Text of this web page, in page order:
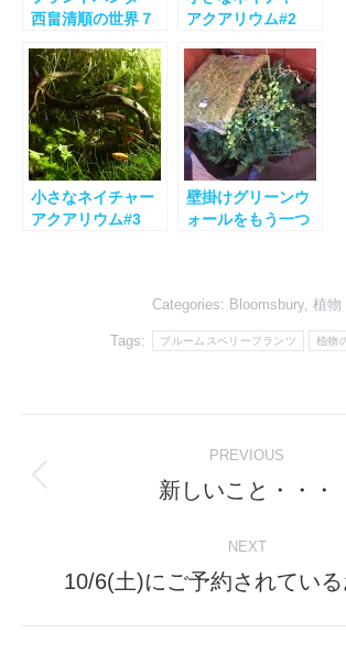
西畠清順の世界７
アクアリウム#2
小さなネイチャー
アクアリウム#3
壁掛けグリーンウ
ォールをもう一つ
Categories: Bloomsbury 植物
Tags: ブルームスベリープランツ 植物
navigation
PREVIOUS
Previous
新しいこと・・・
NEXT
Next
10/6(土)にご予約されてい